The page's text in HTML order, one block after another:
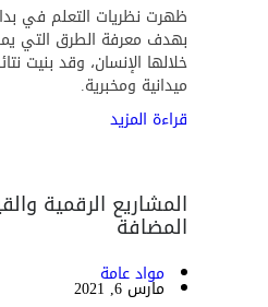
ظهرت نظريات التعلم في
بهدف معرفة الطرق التي
خلالها الإنسان، وقد بنيت
ميدانية ومخبرية.
قراءة المزيد
المشاريع الرقمية
المضافة
مواد عامة
مارس 6, 2021